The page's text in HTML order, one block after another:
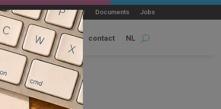
de presse Blablacity Documents Jobs
permanences contact NL